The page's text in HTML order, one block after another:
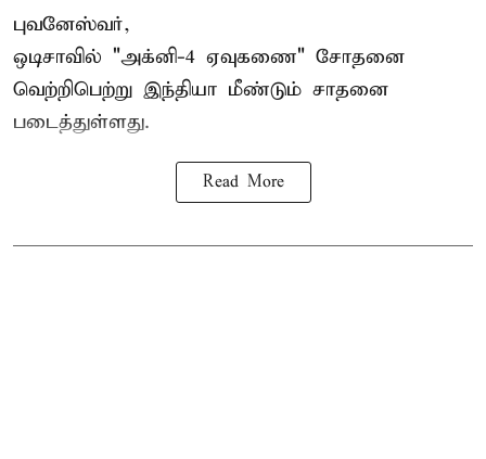
புவனேஸ்வர்,
ஒடிசாவில் "அக்னி-4 ஏவுகணை" சோதனை
வெற்றிபெற்று இந்தியா மீண்டும் சாதனை
படைத்துள்ளது.
Read More